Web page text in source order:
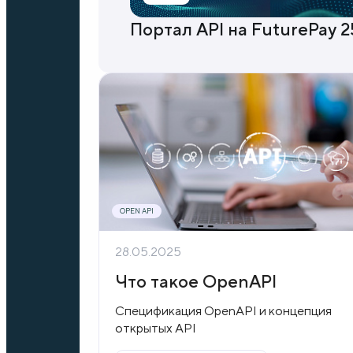
Портал API на FuturePay
OPEN API
28.05.2025
Что такое OpenAPI
Спецификация OpenAPI и концепция
открытых API